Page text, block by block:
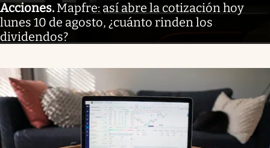
Acciones. Mapfre: así abre la cotización hoy
lunes 10 de agosto, ¿cuánto rinden los
dividendos?